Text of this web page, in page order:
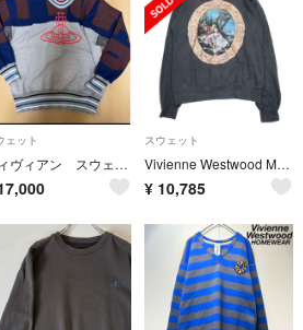
ェット
ヴィヴィアン スウェットvivienne
スウェット
Vivienne Westwood MAN ヴィヴィアンウエストウッドマン 額縁 絵画 スウェット プルオーバー トレーナー 44 チャコールグレー メンズ 古着 中古 USED
¥ 10,785